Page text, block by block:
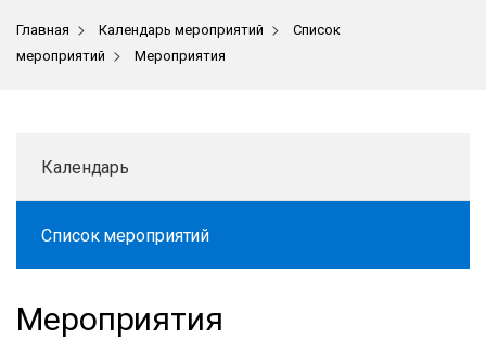
Главная > Календарь мероприятий >
Список
мероприятий > Мероприятия
Календарь
Список мероприятий
Мероприятия